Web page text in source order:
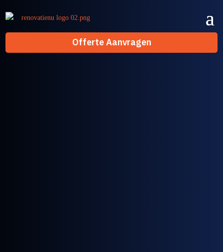
Offerte Aanvragen